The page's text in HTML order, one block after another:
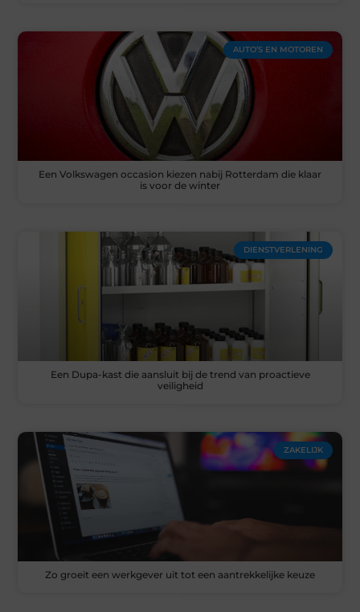
AUTO’S EN MOTOREN
Een Volkswagen occasion kiezen nabij Rotterdam die klaar
is voor de winter
DIENSTVERLENING
Een Dupa-kast die aansluit bij de trend van proactieve
veiligheid
ZAKELIJK
Zo groeit een werkgever uit tot een aantrekkelijke keuze